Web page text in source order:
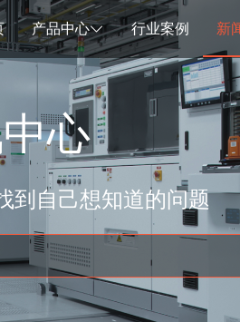
产品中心 行业案例 新
心
到自己想知道的问题